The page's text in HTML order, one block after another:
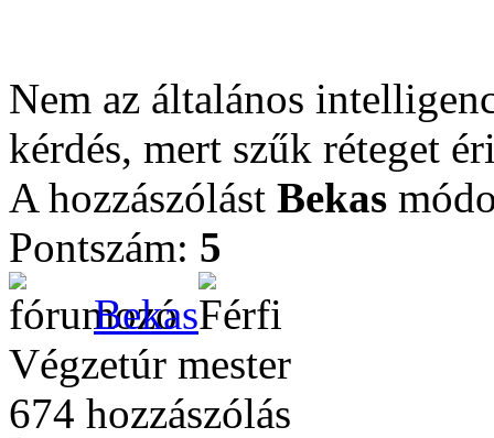
Nem az általános
kérdés, mert szűk réteget
A hozzászólást Bekas
Pontszám: 5
Bekas
Végzetúr mester
674 hozzászólás